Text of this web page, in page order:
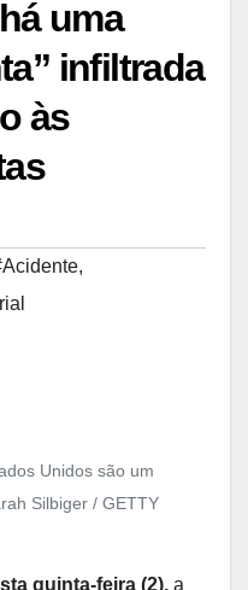
uma
infiltrada
às
,
Unidos são um
Silbiger / GETTY
quinta-feira (2), a